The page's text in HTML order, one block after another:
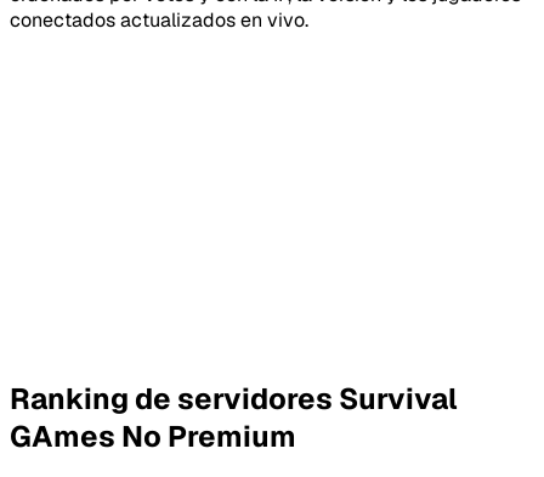
conectados actualizados en vivo.
Ranking de servidores Survival
GAmes No Premium